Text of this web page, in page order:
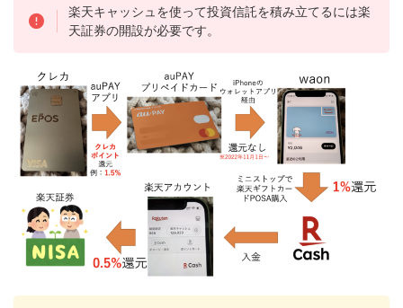
楽天キャッシュを使って投資信託を積み立てるには楽
天証券の開設が必要です。